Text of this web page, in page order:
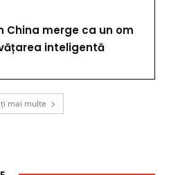
China merge ca un om
inteligentă
mai multe